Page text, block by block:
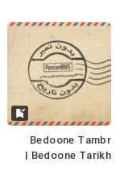
Bedoone Tambr
Bedoone Tarikh |